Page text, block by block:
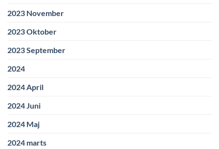
2023 November
2023 Oktober
2023 September
2024
2024 April
2024 Juni
2024 Maj
2024 marts